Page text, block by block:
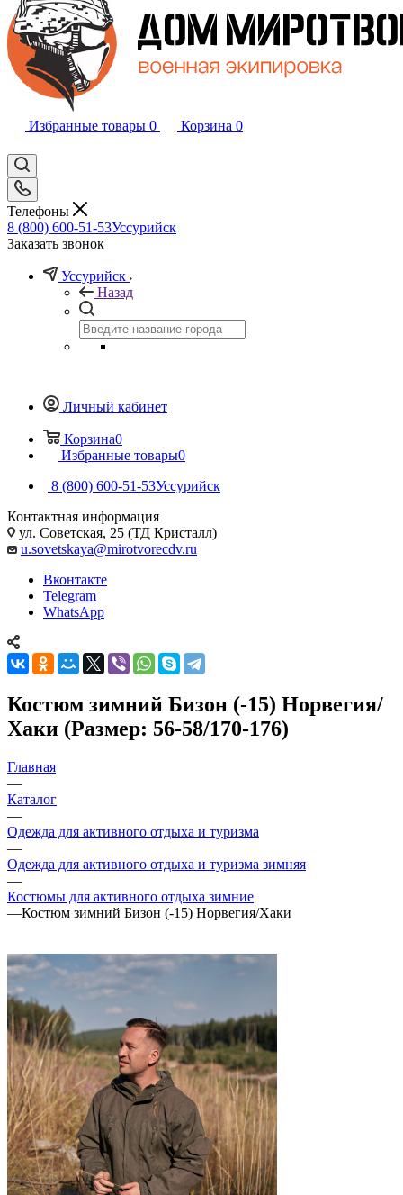
Избранные товары 0 Корзина 0
Телефоны
8 (800) 600-51-53Уссурийск
Заказать звонок
Уссурийск
Назад
Личный кабинет
Корзина0
Избранные товары0
8 (800) 600-51-53Уссурийск
Контактная информация
ул. Советская, 25 (ТД Кристалл)
u.sovetskaya@mirotvorecdv.ru
Вконтакте
Telegram
WhatsApp
Костюм зимний Бизон (-15) Норвегия/
Хаки (Размер: 56-58/170-176)
Главная
—
Каталог
—
Одежда для активного отдыха и туризма
—
Одежда для активного отдыха и туризма зимняя
—
Костюмы для активного отдыха зимние
—Костюм зимний Бизон (-15) Норвегия/Хаки